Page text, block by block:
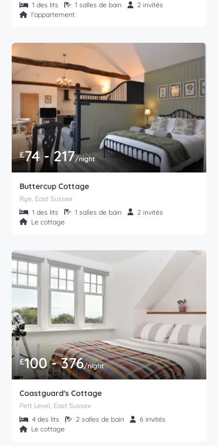
1 des lits
1 salles de bain
2 invités
l'appartement
£74 - 217/night
Buttercup Cottage
Rye, East Sussex
1 des lits
1 salles de bain
2 invités
Le cottage
£100 - 376/night
Coastguard's Cottage
Pett Level, East Sussex
4 des lits
2 salles de bain
6 invités
Le cottage